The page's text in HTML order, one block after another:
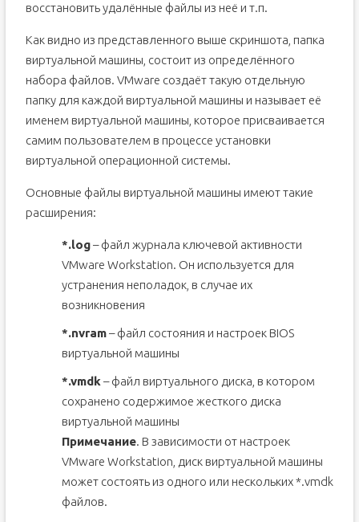
восстановить удалённые файлы из неё и т.п.
Как видно из представленного выше скриншота, папка
виртуальной машины, состоит из определённого
набора файлов. VMware создаёт такую отдельную
папку для каждой виртуальной машины и называет её
именем виртуальной машины, которое присваивается
самим пользователем в процессе установки
виртуальной операционной системы.
Основные файлы виртуальной машины имеют такие
расширения:
*.log– файл журнала ключевой активности
VMware Workstation. Он используется для
устранения неполадок, в случае их
возникновения
*.nvram– файл состояния и настроек BIOS
виртуальной машины
*.vmdk – файл виртуального диска, в котором
сохранено содержимое жесткого диска
виртуальной машины
Примечание. В зависимости от настроек
VMware Workstation, диск виртуальной машины
может состоять из одного или нескольких *.vmdk
файлов.